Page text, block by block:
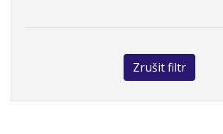
Zrušit filtr